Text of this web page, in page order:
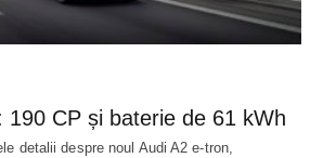
190 CP și baterie de 61 kWh
detalii despre noul Audi A2 e-tron,